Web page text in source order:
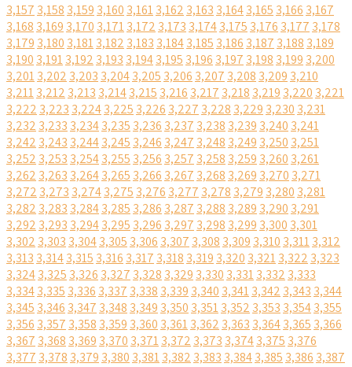
3,157 3,158 3,159 3,160 3,1613,162 3,163 3,1643,165 3,166 3,167
3,168 3,169 3,170 3,1713,172 3,173 3,1743,175 3,176 3,177 3,178
3,179 3,180 3,1813,182 3,183 3,1843,185 3,186 3,187 3,188 3,189
3,190 3,1913,192 3,193 3,1943,195 3,196 3,197 3,198 3,199 3,200
3,2013,202 3,203 3,2043,205 3,206 3,207 3,208 3,209 3,210
3,2113,212 3,213 3,2143,215 3,216 3,217 3,218 3,219 3,220 3,221
3,222 3,223 3,2243,225 3,226 3,227 3,228 3,229 3,230 3,231
3,232 3,233 3,2343,235 3,236 3,237 3,238 3,239 3,240 3,241
3,242 3,243 3,2443,245 3,246 3,247 3,248 3,249 3,250 3,251
3,252 3,253 3,2543,255 3,256 3,257 3,258 3,259 3,260 3,261
3,262 3,263 3,2643,265 3,266 3,267 3,268 3,269 3,270 3,271
3,272 3,273 3,2743,275 3,276 3,277 3,278 3,279 3,280 3,281
3,282 3,283 3,2843,285 3,286 3,287 3,288 3,289 3,290 3,291
3,292 3,293 3,2943,295 3,296 3,297 3,298 3,299 3,300 3,301
3,302 3,303 3,3043,305 3,306 3,307 3,308 3,309 3,310 3,3113,312
3,313 3,3143,315 3,316 3,317 3,318 3,319 3,320 3,3213,322 3,323
3,3243,325 3,326 3,327 3,328 3,329 3,330 3,3313,332 3,333
3,3343,335 3,336 3,337 3,338 3,339 3,340 3,3413,342 3,343 3,344
3,345 3,346 3,347 3,348 3,349 3,350 3,3513,352 3,353 3,3543,355
3,356 3,357 3,358 3,359 3,360 3,3613,362 3,363 3,3643,365 3,366
3,367 3,368 3,369 3,370 3,3713,372 3,373 3,3743,375 3,376
3,377 3,378 3,379 3,380 3,3813,382 3,383 3,3843,385 3,386 3,387